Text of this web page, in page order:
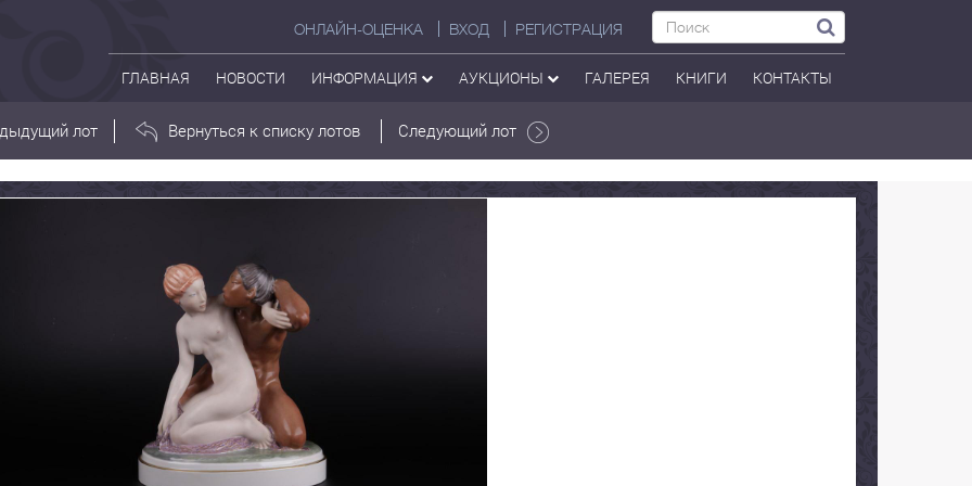
ОНЛАЙН-ОЦЕНКА ВХОД РЕГИСТРАЦИЯ
ГЛАВНАЯ НОВОСТИ ИНФОРМАЦИЯ АУКЦИОНЫ ГАЛЕРЕЯ КНИГИ КОНТАКТЫ
лот Вернуться к списку лотов Следующий лот